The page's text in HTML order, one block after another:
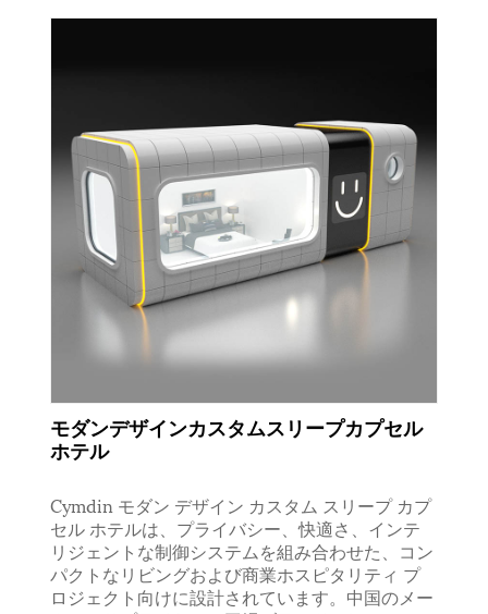
モダンデザインカスタムスリープカプセル
ホテル
Cymdin モダン デザイン カスタム スリープ カプ
セル ホテルは、プライバシー、快適さ、インテ
リジェントな制御システムを組み合わせた、コン
パクトなリビングおよび商業ホスピタリティ プ
ロジェクト向けに設計されています。中国のメー